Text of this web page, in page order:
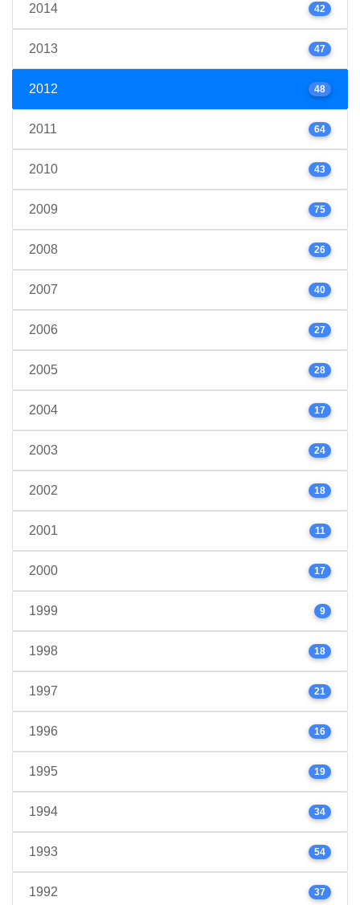
2014 42
2013 47
2012 48
2011 64
2010 43
2009 75
2008 26
2007 40
2006 27
2005 28
2004 17
2003 24
2002 18
2001 11
2000 17
1999 9
1998 18
1997 21
1996 16
1995 19
1994 34
1993 54
1992 37